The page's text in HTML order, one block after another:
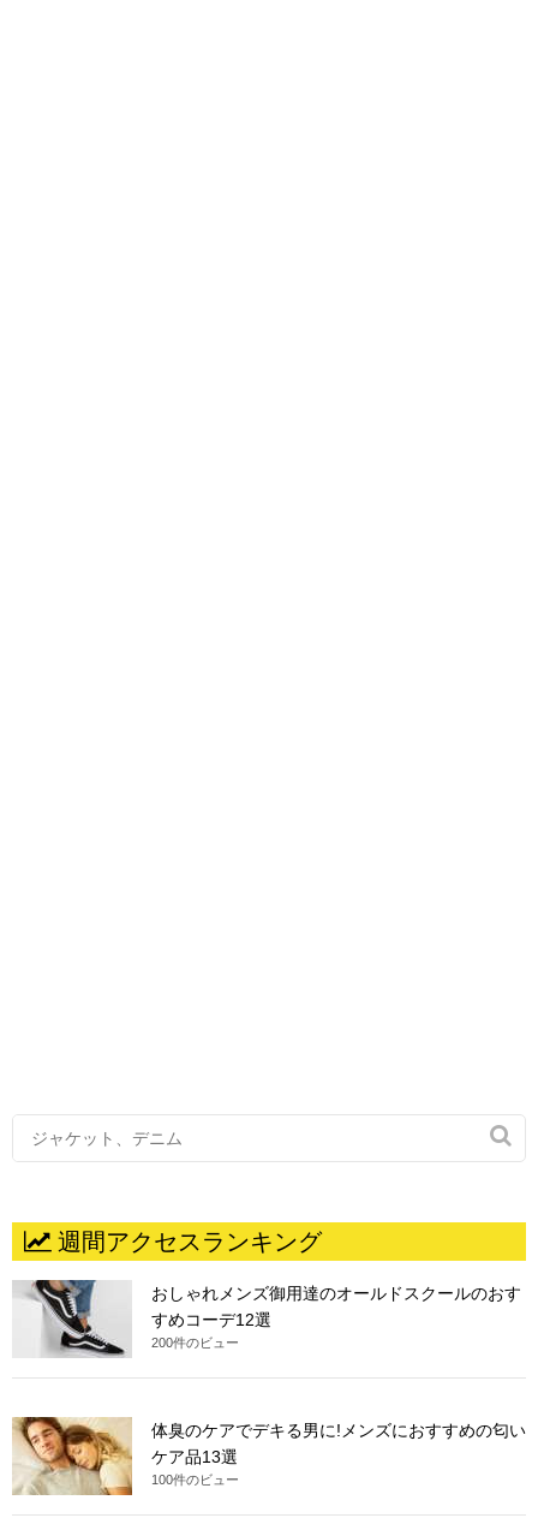

週間アクセスランキング
おしゃれメンズ御用達のオールドスクールのおす
すめコーデ12選
200件のビュー
体臭のケアでデキる男に!メンズにおすすめの匂い
ケア品13選
100件のビュー